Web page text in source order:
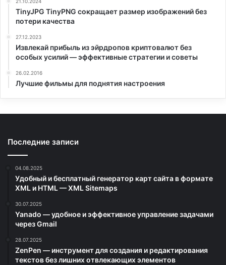
21.10.2024
TinyJPG TinyPNG сокращает размер изображений без
потери качества
27.12.2023
Извлекай прибыль из эйрдропов криптовалют без
особых усилий — эффективные стратегии и советы
26.02.2016
Лучшие фильмы для поднятия настроения
Последние записи
04.08.2025
Удобный и бесплатный генератор карт сайта в формате
XML и HTML — XML Sitemaps
30.07.2025
Yanado — удобное и эффективное управление задачами
через Gmail
28.07.2025
ZenPen — инструмент для создания и редактирования
текстов без лишних отвлекающих элементов